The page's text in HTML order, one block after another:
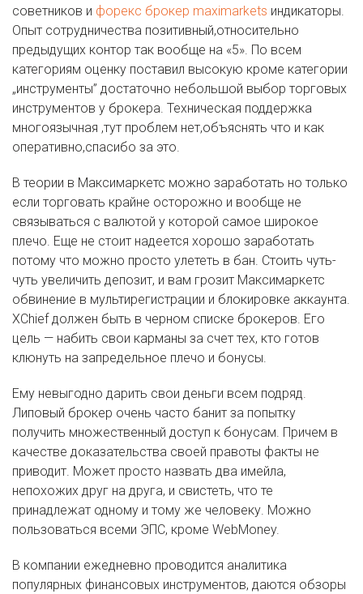
советников и форекс брокер maximarkets индикаторы.
Опыт сотрудничества позитивный,относительно
предыдущих контор так вообще на «5». По всем
категориям оценку поставил высокую кроме категории
„инструменты” достаточно небольшой выбор торговых
инструментов у брокера. Техническая поддержка
многоязычная ,тут проблем нет,объяснять что и как
оперативно,спасибо за это.
В теории в Максимаркетс можно заработать но только
если торговать крайне осторожно и вообще не
связываться с валютой у которой самое широкое
плечо. Еще не стоит надеется хорошо заработать
потому что можно просто улететь в бан. Стоить чуть-
чуть увеличить депозит, и вам грозит Максимаркетс
обвинение в мультирегистрации и блокировке аккаунта.
XChief должен быть в черном списке брокеров. Его
цель — набить свои карманы за счет тех, кто готов
клюнуть на запредельное плечо и бонусы.
Ему невыгодно дарить свои деньги всем подряд.
Липовый брокер очень часто банит за попытку
получить множественный доступ к бонусам. Причем в
качестве доказательства своей правоты факты не
приводит. Может просто назвать два имейла,
непохожих друг на друга, и свистеть, что те
принадлежат одному и тому же человеку. Можно
пользоваться всеми ЭПС, кроме WebMoney.
В компании ежедневно проводится аналитика
популярных финансовых инструментов, даются обзоры